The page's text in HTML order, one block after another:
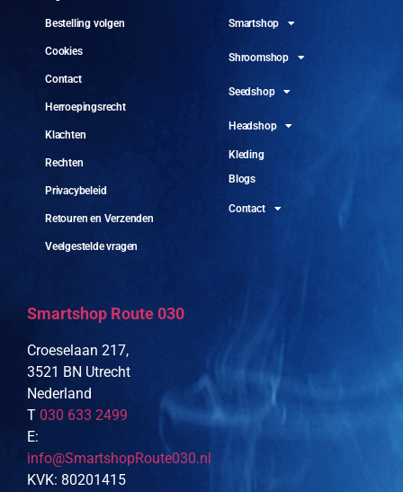
Bestelling volgen
Cookies
Contact
Herroepingsrecht
Klachten
Rechten
Privacybeleid
Retouren en Verzenden
Veelgestelde vragen
Smartshop
Shroomshop
Seedshop
Headshop
Kleding
Blogs
Contact
Smartshop Route 030
Croeselaan 217,
3521 BN Utrecht
Nederland
T 030 633 2499
E:
info@SmartshopRoute030.nl
KVK: 80201415